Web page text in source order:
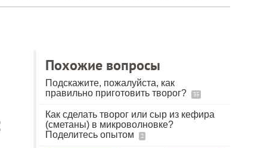
Похожие вопросы
Подскажите, пожалуйста, как
правильно приготовить творог?
35
Как сделать творог или сыр из кефира
(сметаны) в микроволновке?
Поделитесь опытом
2